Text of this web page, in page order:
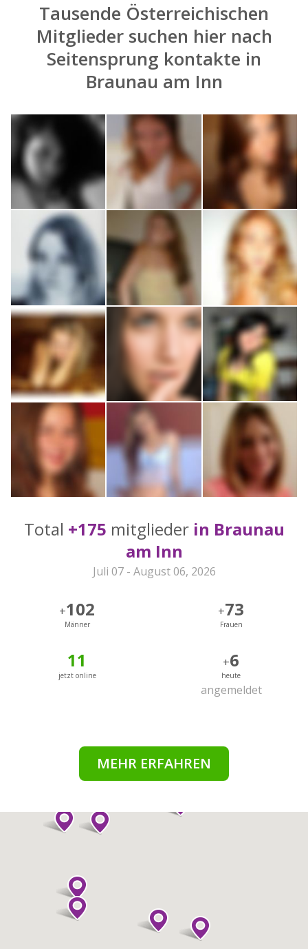
Tausende Österreichischen
Mitglieder suchen hier nach
Seitensprung kontakte in
Braunau am Inn
Total +175 mitglieder in Braunau
am Inn
Juli 07 - August 06, 2026
+102
Männer
+73
Frauen
11
jetzt online
+6
heute
angemeldet
MEHR ERFAHREN